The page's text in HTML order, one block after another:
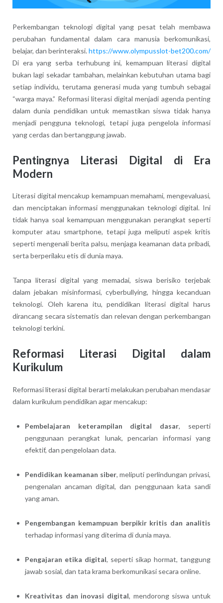
Perkembangan teknologi digital yang pesat telah membawa
perubahan fundamental dalam cara manusia berkomunikasi,
belajar, dan berinteraksi.https://www.olympusslot-bet200.com/
Di era yang serba terhubung ini, kemampuan literasi digital
bukan lagi sekadar tambahan, melainkan kebutuhan utama bagi
setiap individu, terutama generasi muda yang tumbuh sebagai
“warga maya.” Reformasi literasi digital menjadi agenda penting
dalam dunia pendidikan untuk memastikan siswa tidak hanya
menjadi pengguna teknologi, tetapi juga pengelola informasi
yang cerdas dan bertanggung jawab.
Pentingnya Literasi Digital di Era
Modern
Literasi digital mencakup kemampuan memahami, mengevaluasi,
dan menciptakan informasi menggunakan teknologi digital. Ini
tidak hanya soal kemampuan menggunakan perangkat seperti
komputer atau smartphone, tetapi juga meliputi aspek kritis
seperti mengenali berita palsu, menjaga keamanan data pribadi,
serta berperilaku etis di dunia maya.
Tanpa literasi digital yang memadai, siswa berisiko terjebak
dalam jebakan misinformasi, cyberbullying, hingga kecanduan
teknologi. Oleh karena itu, pendidikan literasi digital harus
dirancang secara sistematis dan relevan dengan perkembangan
teknologi terkini.
Reformasi Literasi Digital dalam
Kurikulum
Reformasi literasi digital berarti melakukan perubahan mendasar
dalam kurikulum pendidikan agar mencakup:
Pembelajaran keterampilan digital dasar, seperti
penggunaan perangkat lunak, pencarian informasi yang
efektif, dan pengelolaan data.
Pendidikan keamanan siber, meliputi perlindungan privasi,
pengenalan ancaman digital, dan penggunaan kata sandi
yang aman.
Pengembangan kemampuan berpikir kritis dan analitis
terhadap informasi yang diterima di dunia maya.
Pengajaran etika digital, seperti sikap hormat, tanggung
jawab sosial, dan tata krama berkomunikasi secara online.
Kreativitas dan inovasi digital, mendorong siswa untuk